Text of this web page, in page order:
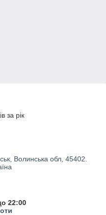
за рік
Волинська обл, 45402.
22:00